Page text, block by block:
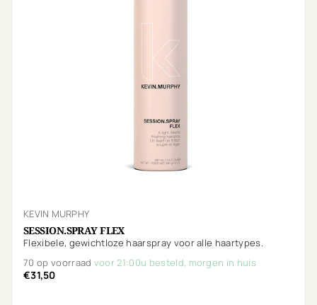
KEVIN MURPHY
SESSION.SPRAY FLEX
Flexibele, gewichtloze haarspray voor alle haartypes.
70 op voorraad voor 21:00u besteld, morgen in huis
€31,50